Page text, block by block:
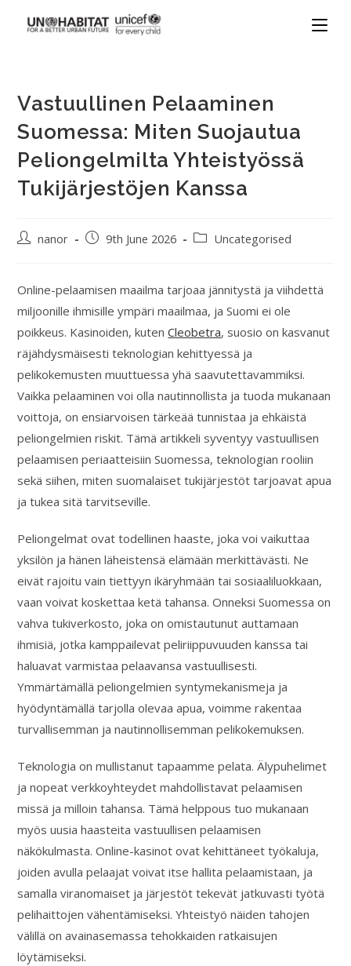
Vastuullinen Pelaaminen
Suomessa: Miten Suojautua
Peliongelmilta Yhteistyössä
Tukijärjestöjen Kanssa
nanor 9th June 2026 Uncategorised
Online-pelaamisen maailma tarjoaa jännitystä ja viihdettä
miljoonille ihmisille ympäri maailmaa, ja Suomi ei ole
poikkeus. Kasinoiden, kutenCleobetra, suosio on kasvanut
räjähdysmäisesti teknologian kehittyessä ja
pelikokemusten muuttuessa yhä saavutettavammiksi.
Vaikka pelaaminen voi olla nautinnollista ja tuoda mukanaan
voittoja, on ensiarvoisen tärkeää tunnistaa ja ehkäistä
peliongelmien riskit. Tämä artikkeli syventyy vastuullisen
pelaamisen periaatteisiin Suomessa, teknologian rooliin
sekä siihen, miten suomalaiset tukijärjestöt tarjoavat apua
ja tukea sitä tarvitseville.
Peliongelmat ovat todellinen haaste, joka voi vaikuttaa
yksilön ja hänen läheistensä elämään merkittävästi. Ne
eivät rajoitu vain tiettyyn ikäryhmään tai sosiaaliluokkaan,
vaan voivat koskettaa ketä tahansa. Onneksi Suomessa on
vahva tukiverkosto, joka on omistautunut auttamaan
ihmisiä, jotka kamppailevat peliriippuvuuden kanssa tai
haluavat varmistaa pelaavansa vastuullisesti.
Ymmärtämällä peliongelmien syntymekanismeja ja
hyödyntämällä tarjolla olevaa apua, voimme rakentaa
turvallisemman ja nautinnollisemman pelikokemuksen.
Teknologia on mullistanut tapaamme pelata. Älypuhelimet
ja nopeat verkkoyhteydet mahdollistavat pelaamisen
missä ja milloin tahansa. Tämä helppous tuo mukanaan
myös uusia haasteita vastuullisen pelaamisen
näkökulmasta. Online-kasinot ovat kehittäneet työkaluja,
joiden avulla pelaajat voivat itse hallita pelaamistaan, ja
samalla viranomaiset ja järjestöt tekevät jatkuvasti työtä
pelihaittojen vähentämiseksi. Yhteistyö näiden tahojen
välillä on avainasemassa tehokkaiden ratkaisujen
löytämiseksi.